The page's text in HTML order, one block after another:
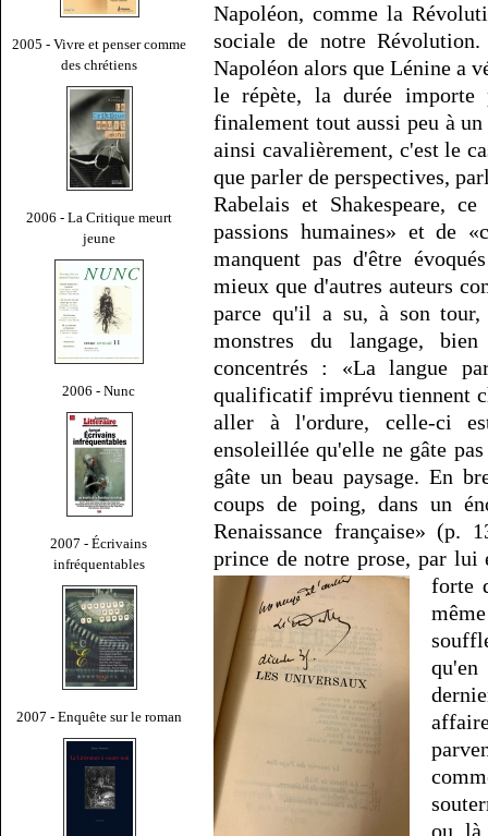
2005 - Vivre et penser comme
des chrétiens
2006 - La Critique meurt
jeune
2006 - Nunc
2007 - Écrivains
infréquentables
2007 - Enquête sur le roman
Napoléon, comme la
sociale de notre
Napoléon alors que Lénine a
le répète, la durée
finalement tout aussi peu à
ainsi cavalièrement, c'est le
que parler de perspectives,
Rabelais et Shakespeare,
passions humaines» et de
manquent pas d'être
mieux que d'autres auteurs
parce qu'il a su, à son tour,
monstres du langage,
concentrés : «La langue
qualificatif imprévu tiennent
aller à l'ordure, celle-ci
ensoleillée qu'elle ne gâte
gâte un beau paysage. En
coups de poing, dans un
Renaissance française»
prince de notre prose, par
forte
ou